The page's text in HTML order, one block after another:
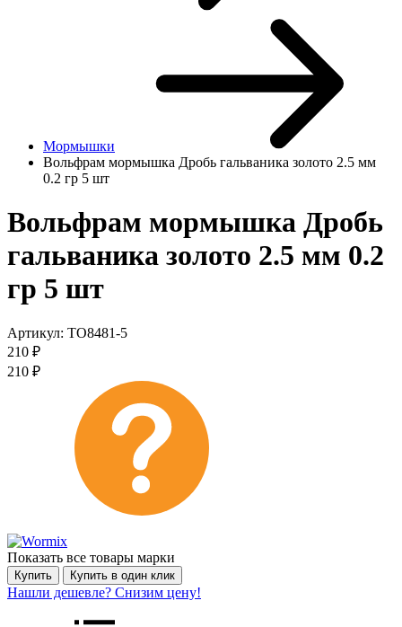
Мормышки
Вольфрам мормышка Дробь гальваника золото 2.5 мм
0.2 гр 5 шт
Вольфрам мормышка Дробь
гальваника золото 2.5 мм 0.2
гр 5 шт
Артикул: TO8481-5
210 ₽
210 ₽
Показать все товары марки
Купить Купить в один клик
Нашли дешевле? Снизим цену!